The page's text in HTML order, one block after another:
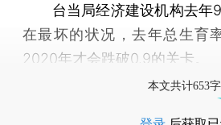
台当局经济建设机构去年9
在最坏的状况，去年总生育
2020年才会跌破0.9的关卡。
本文共计653